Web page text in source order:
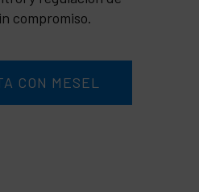
compromiso.
CON MESEL